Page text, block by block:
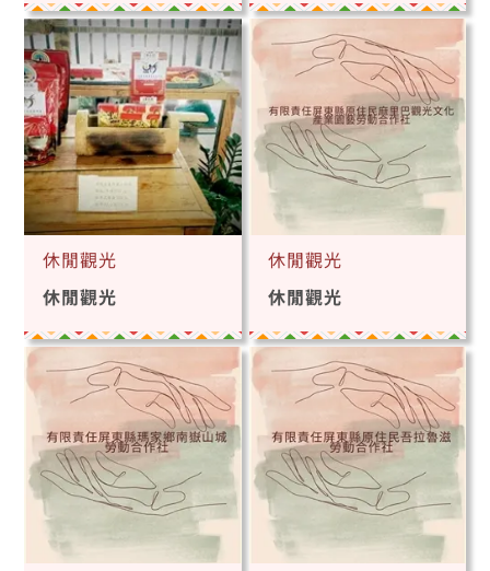
休閒觀光
休閒觀光
休閒觀光
休閒觀光